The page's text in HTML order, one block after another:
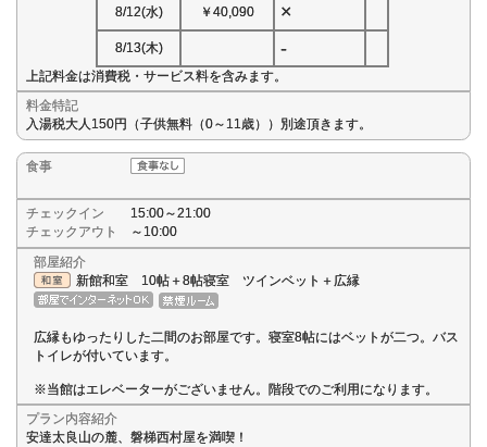
8/12(水) ￥40,090 ×
8/13(木) -
上記料金は消費税・サービス料を含みます。
料金特記
入湯税大人150円（子供無料（0～11歳））別途頂きます。
食事
チェックイン
15:00～21:00
チェックアウト
～10:00
部屋紹介
新館和室 10帖＋8帖寝室 ツインベット＋広縁
広縁もゆったりした二間のお部屋です。寝室8帖にはベットが二つ。バス
トイレが付いています。
※当館はエレベーターがございません。階段でのご利用になります。
プラン内容紹介
安達太良山の麓、磐梯西村屋を満喫！